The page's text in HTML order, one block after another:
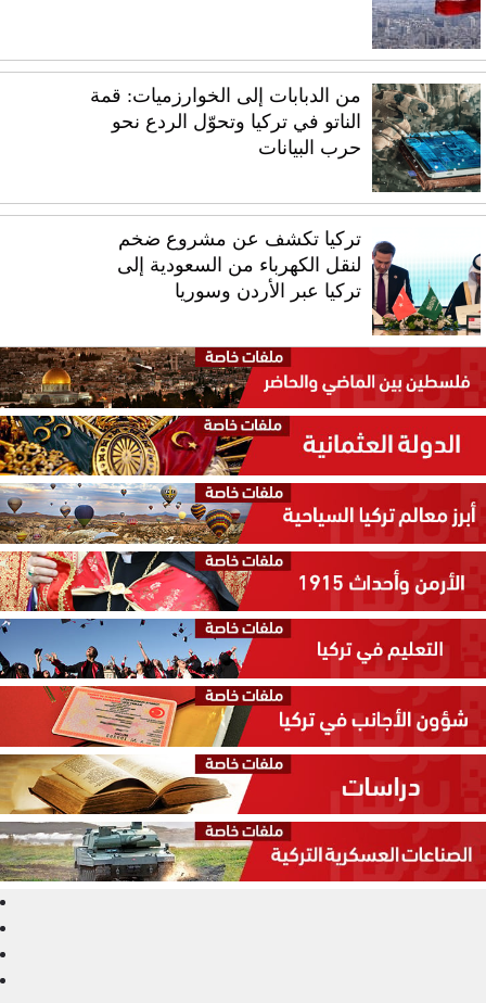
من الدبابات إلى الخوارزميات: قمة
الناتو في تركيا وتحوّل الردع نحو
حرب البيانات
تركيا تكشف عن مشروع ضخم
لنقل الكهرباء من السعودية إلى
تركيا عبر الأردن وسوريا